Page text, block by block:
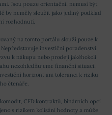
Jsou pouze orientační, nemusí být
by neměly sloužit jako jediný podklad
rozhodnutí.
na tomto portálu slouží pouze k
investiční poradenství,
k nákupu nebo prodeji jakéhokoli
nezohledňujeme finanční situaci,
horizont ani toleranci k riziku
čtenáře.
CFD kontraktů, binárních opcí
s rizikem kolísání hodnoty a může